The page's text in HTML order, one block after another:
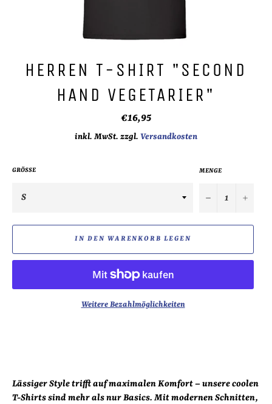
HERREN T-SHIRT "SECOND
HAND VEGETARIER"
Normaler
€16,95
inkl. MwSt. zzgl. Versandkosten
GRÖSSE MENGE
− +
IN DEN WARENKORB LEGEN
Weitere Bezahlmöglichkeiten
Lässiger Style trifft auf maximalen Komfort – unsere coolen
T-Shirts sind mehr als nur Basics. Mit modernen Schnitten,